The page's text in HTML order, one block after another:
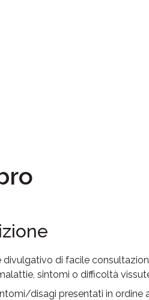
divulgativo di facile
sintomi o difficoltà
disagi presentati in ordine